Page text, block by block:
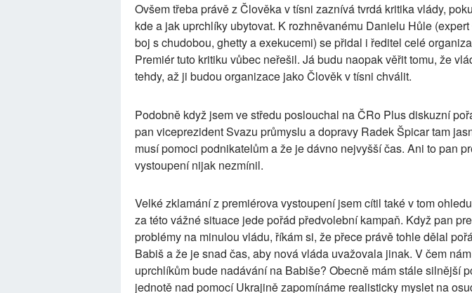
Ovšem třeba právě z Člověka v tísni zaznívá tvrdá kritika vlády,
kde a jak uprchlíky ubytovat. K rozhněvanému Danielu Hůle
boj s chudobou, ghetty a exekucemi) se přidal i ředitel celé
Premiér tuto kritiku vůbec neřešil. Já budu naopak věřit tomu, že
tehdy, až ji budou organizace jako Člověk v tísni chválit.
Podobně když jsem ve středu poslouchal na ČRo Plus diskuzní
pan viceprezident Svazu průmyslu a dopravy Radek Špicar tam
musí pomoci podnikatelům a že je dávno nejvyšší čas. Ani to pan
vystoupení nijak nezmínil.
Velké zklamání z premiérova vystoupení jsem cítil také v tom
za této vážné situace jede pořád předvolební kampaň. Když pan
problémy na minulou vládu, říkám si, že přece právě tohle dělal
Babiš a že je snad čas, aby nová vláda uvažovala jinak. V čem
uprchlíkům bude nadávání na Babiše? Obecně mám stále silnější
jednotě nad pomocí Ukrajině zapomínáme realisticky myslet na